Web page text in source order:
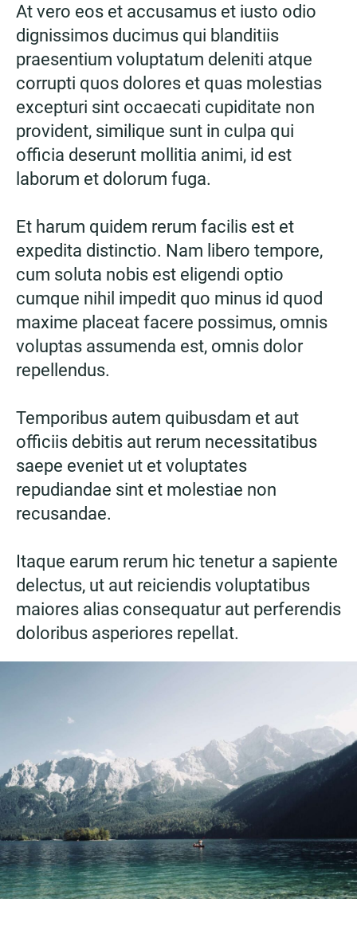
At vero eos et accusamus et iusto odio
dignissimos ducimus qui blanditiis
praesentium voluptatum deleniti atque
corrupti quos dolores et quas molestias
excepturi sint occaecati cupiditate non
provident, similique sunt in culpa qui
officia deserunt mollitia animi, id est
laborum et dolorum fuga.
Et harum quidem rerum facilis est et
expedita distinctio. Nam libero tempore,
cum soluta nobis est eligendi optio
cumque nihil impedit quo minus id quod
maxime placeat facere possimus, omnis
voluptas assumenda est, omnis dolor
repellendus.
Temporibus autem quibusdam et aut
officiis debitis aut rerum necessitatibus
saepe eveniet ut et voluptates
repudiandae sint et molestiae non
recusandae.
Itaque earum rerum hic tenetur a sapiente
delectus, ut aut reiciendis voluptatibus
maiores alias consequatur aut perferendis
doloribus asperiores repellat.